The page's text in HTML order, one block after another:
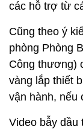
các hỗ trợ từ
Cũng theo ý
phòng Phòng
Công thương)
vàng lắp thiết
vận hành, nếu
Video bẫy dầu